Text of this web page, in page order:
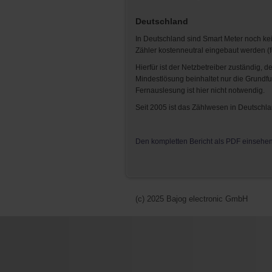
Deutschland
In Deutschland sind Smart Meter noch
Zähler kostenneutral eingebaut werden
Hierfür ist der Netzbetreiber zuständig,
Mindestlösung beinhaltet nur die
Fernauslesung ist hier nicht notwendig.
Seit 2005 ist das Zählwesen in
Den kompletten Bericht als PDF einsehen
(c) 2025 Bajog electronic GmbH